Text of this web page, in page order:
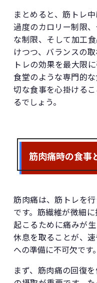
まとめると、筋トレ
過度のカロリー制限
な制限、そして加工
けつつ、バランスの
トレの効果を最大限
食堂のような専門的
切な食事を心掛ける
るでしょう。
筋肉痛時の食事
筋肉痛は、筋トレを
です。筋繊維が微細
起こるために痛みが
休息を取ることが、
への準備に不可欠です。
まず、筋肉痛の回復